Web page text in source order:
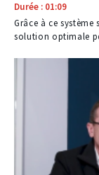
Durée : 01:09
Grâce à ce
solution optimale